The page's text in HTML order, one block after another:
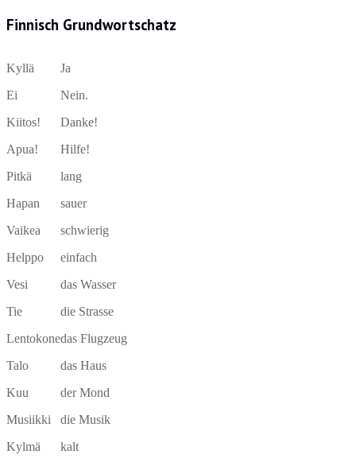
Finnisch Grundwortschatz
Kyllä
Ei
Kiitos!
Apua!
Pitkä
Hapan
Vaikea
Helppo
Vesi
Tie
Lentokone
Talo
Kuu
Musiikki
Kylmä
Ja
Nein.
Danke!
Hilfe!
lang
sauer
schwierig
einfach
das Wasser
die Strasse
das Flugzeug
das Haus
der Mond
die Musik
kalt